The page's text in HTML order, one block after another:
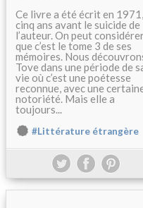
Ce livre a été écrit en 1971,
cinq ans avant le suicide de
l’auteur. On peut
que c’est le tome 3 de ses
mémoires. Nous
Tove dans une période de
vie où c’est une poétesse
reconnue, avec une
notoriété. Mais elle a
toujours...
#Littérature étrangère